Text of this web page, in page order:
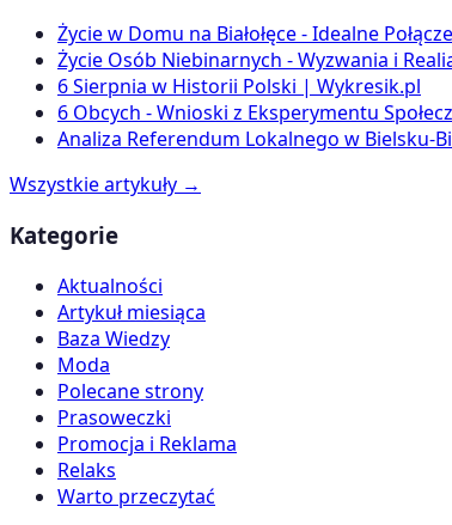
Życie w Domu na Białołęce - Idealne
Życie Osób Niebinarnych - Wyzwania i
6 Sierpnia w Historii Polski | Wykresik.pl
6 Obcych - Wnioski z Eksperymentu
Analiza Referendum Lokalnego w Bielsku-
Wszystkie artykuły →
Kategorie
Aktualności
Artykuł miesiąca
Baza Wiedzy
Moda
Polecane strony
Prasoweczki
Promocja i Reklama
Relaks
Warto przeczytać